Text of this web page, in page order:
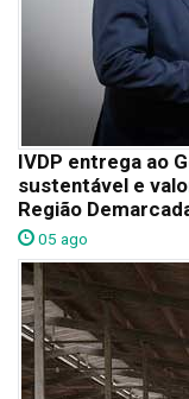
IVDP entrega ao
sustentável e
Região
05 ago